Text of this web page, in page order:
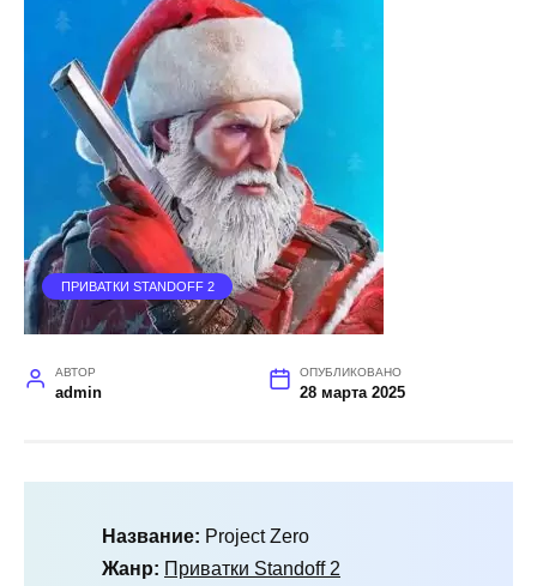
ПРИВАТКИ STANDOFF 2
АВТОР
admin
ОПУБЛИКОВАНО
28 марта 2025
Название: Project Zero
Жанр: Приватки Standoff 2